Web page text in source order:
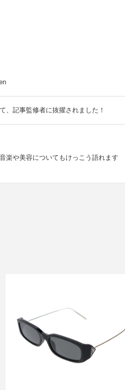
、記事監修者に抜擢されました！
楽や美容についてもけっこう語れます
プラダ ジェントルモンスター 01 サン
買取金額40,000円
詳しく見る